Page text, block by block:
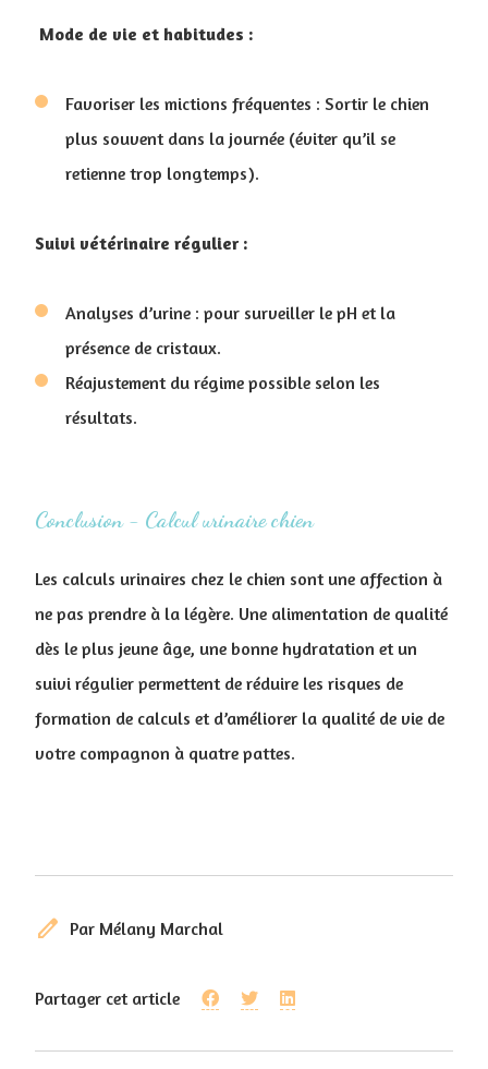
Mode de vie et habitudes :
Favoriser les mictions fréquentes : Sortir le chien
plus souvent dans la journée (éviter qu’il se
retienne trop longtemps).
Suivi vétérinaire régulier :
Analyses d’urine : pour surveiller le pH et la
présence de cristaux.
Réajustement du régime possible selon les
résultats.
Conclusion - Calcul urinaire chien
Les calculs urinaires chez le chien sont une affection à
ne pas prendre à la légère. Une alimentation de qualité
dès le plus jeune âge, une bonne hydratation et un
suivi régulier permettent de réduire les risques de
formation de calculs et d’améliorer la qualité de vie de
votre compagnon à quatre pattes.
edit Par Mélany Marchal
Partager cet article